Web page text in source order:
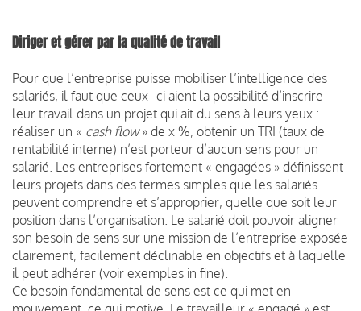
Diriger et gérer par la qualité de travail
Pour que l’entreprise puisse mobiliser l’intelligence des
salariés, il faut que ceux–ci aient la possibilité d’inscrire
leur travail dans un projet qui ait du sens à leurs yeux :
réaliser un « cash flow» de x %, obtenir un TRI (taux de
rentabilité interne) n’est porteur d’aucun sens pour un
salarié. Les entreprises fortement « engagées » définissent
leurs projets dans des termes simples que les salariés
peuvent comprendre et s’approprier, quelle que soit leur
position dans l’organisation. Le salarié doit pouvoir aligner
son besoin de sens sur une mission de l’entreprise exposée
clairement, facilement déclinable en objectifs et à laquelle
il peut adhérer (voir exemples in fine).
Ce besoin fondamental de sens est ce qui met en